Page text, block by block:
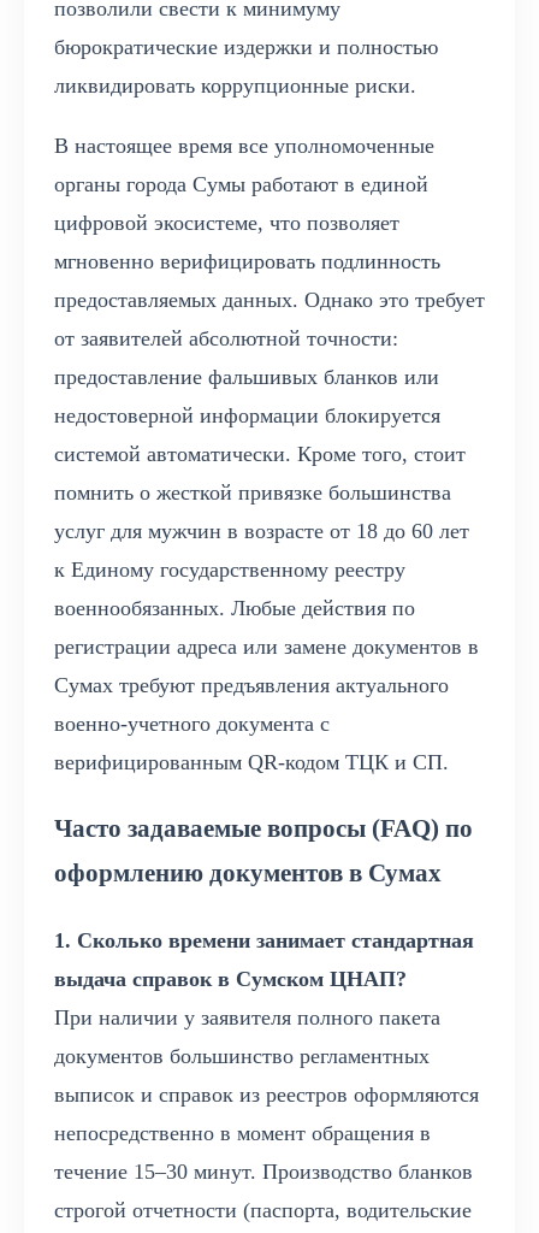
позволили свести к минимуму
бюрократические издержки и полностью
ликвидировать коррупционные риски.
В настоящее время все уполномоченные
органы города Сумы работают в единой
цифровой экосистеме, что позволяет
мгновенно верифицировать подлинность
предоставляемых данных. Однако это требует
от заявителей абсолютной точности:
предоставление фальшивых бланков или
недостоверной информации блокируется
системой автоматически. Кроме того, стоит
помнить о жесткой привязке большинства
услуг для мужчин в возрасте от 18 до 60 лет
к Единому государственному реестру
военнообязанных. Любые действия по
регистрации адреса или замене документов в
Сумах требуют предъявления актуального
военно-учетного документа с
верифицированным QR-кодом ТЦК и СП.
Часто задаваемые вопросы (FAQ) по
оформлению документов в Сумах
1. Сколько времени занимает стандартная
выдача справок в Сумском ЦНАП?
При наличии у заявителя полного пакета
документов большинство регламентных
выписок и справок из реестров оформляются
непосредственно в момент обращения в
течение 15–30 минут. Производство бланков
строгой отчетности (паспорта, водительские